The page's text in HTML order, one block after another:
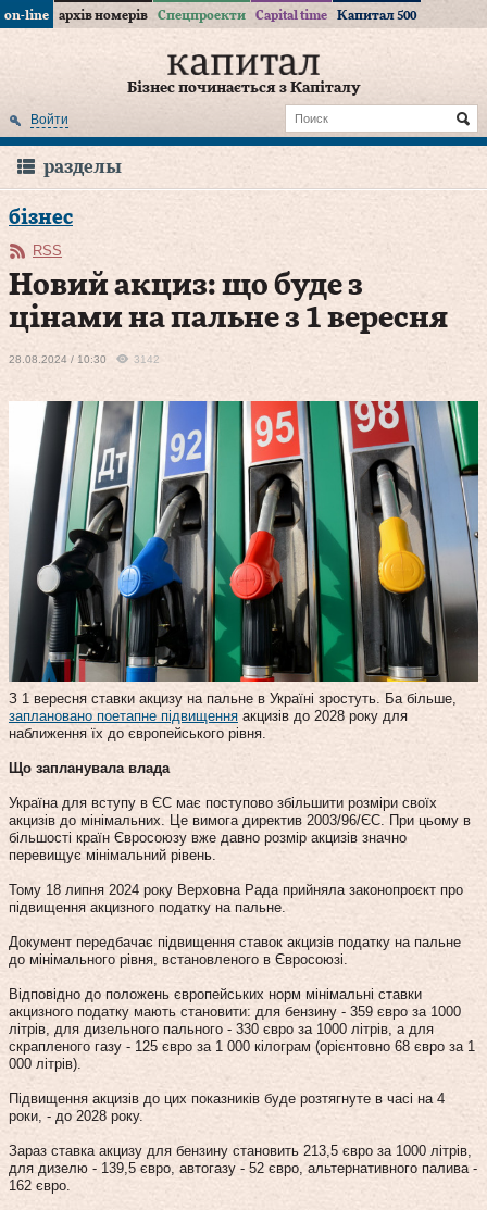
on-line архів номерів Спецпроекти Capital time Капитал 500
Бізнес починається з Капіталу
Войти
разделы
бізнес
RSS
Новий акциз: що буде з
цінами на пальне з 1 вересня
28.08.2024 / 10:30 3142
З 1 вересня ставки акцизу на пальне в Україні зростуть. Ба більше,
заплановано поетапне підвищення акцизів до 2028 року для
наближення їх до європейського рівня.
Що запланувала влада
Україна для вступу в ЄС має поступово збільшити розміри своїх
акцизів до мінімальних. Це вимога директив 2003/96/ЄС. При цьому в
більшості країн Євросоюзу вже давно розмір акцизів значно
перевищує мінімальний рівень.
Тому 18 липня 2024 року Верховна Рада прийняла законопроєкт про
підвищення акцизного податку на пальне.
Документ передбачає підвищення ставок акцизів податку на пальне
до мінімального рівня, встановленого в Євросоюзі.
Відповідно до положень європейських норм мінімальні ставки
акцизного податку мають становити: для бензину - 359 євро за 1000
літрів, для дизельного пального - 330 євро за 1000 літрів, а для
скрапленого газу - 125 євро за 1 000 кілограм (орієнтовно 68 євро за 1
000 літрів).
Підвищення акцизів до цих показників буде розтягнуте в часі на 4
роки, - до 2028 року.
Зараз ставка акцизу для бензину становить 213,5 євро за 1000 літрів,
для дизелю - 139,5 євро, автогазу - 52 євро, альтернативного палива -
162 євро.